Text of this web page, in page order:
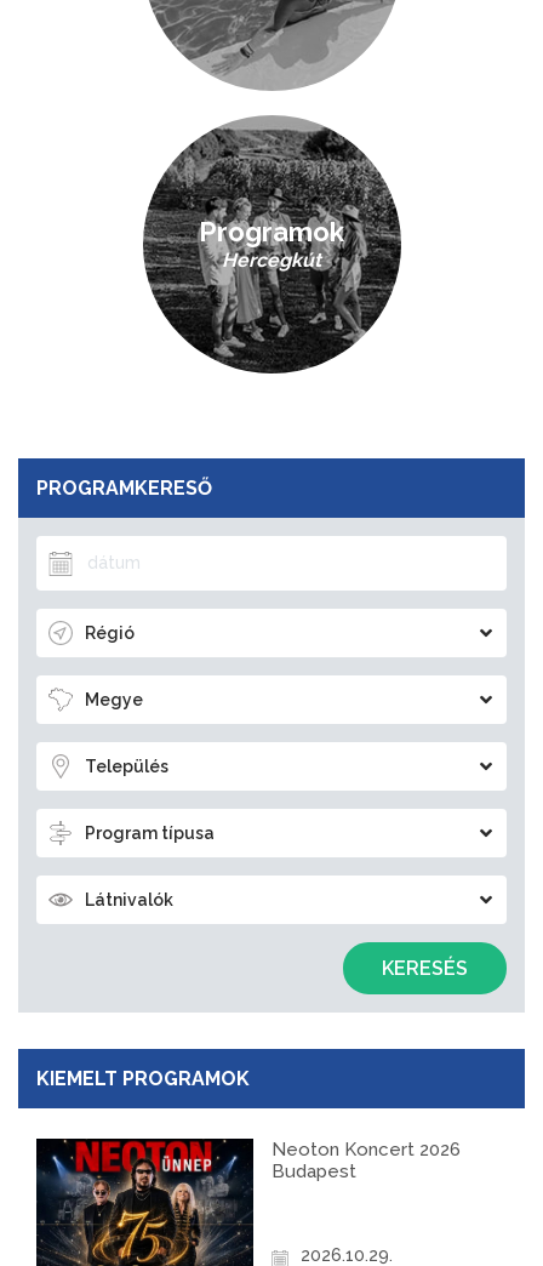
PROGRAMKERESŐ
Régió
Megye
Település
Program típusa
Látnivalók
KERESÉS
KIEMELT PROGRAMOK
Neoton Koncert 2026
Budapest
2026.10.29.
Programok
Hercegkút